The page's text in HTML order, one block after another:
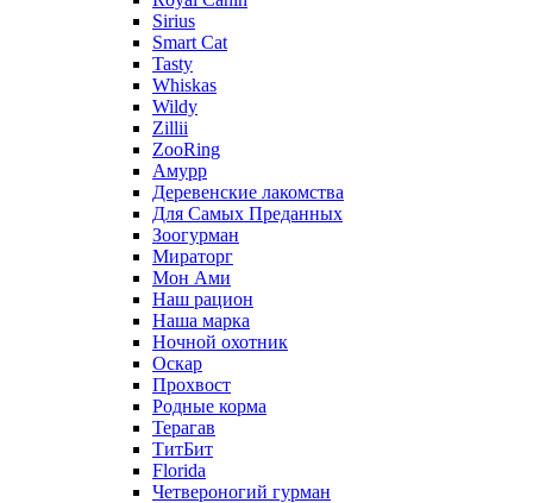
Sirius
Smart Cat
Tasty
Whiskas
Wildy
Zillii
ZooRing
Амурр
Деревенские лакомства
Для Самых Преданных
Зоогурман
Мираторг
Мон Ами
Наш рацион
Наша марка
Ночной охотник
Оскар
Прохвост
Родные корма
Терагав
ТитБит
Florida
Четвероногий гурман